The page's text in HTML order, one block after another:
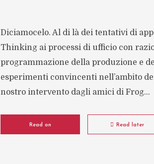
Diciamocelo. Al di là dei tentativi di
Thinking ai processi di ufficio con
programmazione della produzione e
esperimenti convincenti nell’ambito
nostro intervento dagli amici di Frog...
Read on Read later